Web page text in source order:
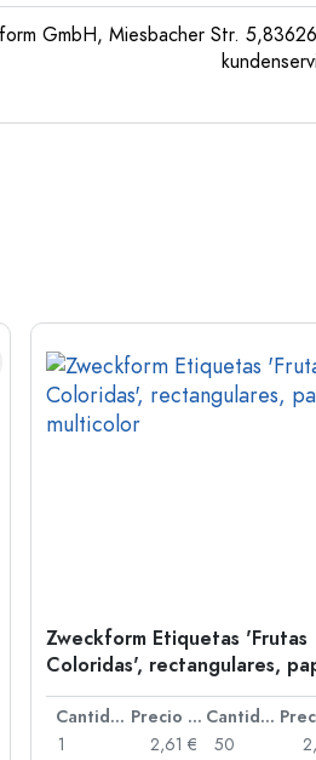
GmbH, Miesbacher Str.
Zweckform Etiquetas 'Frutas
Coloridas', rectangulares,
multicolor
Cantidad Precio por unidad Cantidad
1
2,61 €
50